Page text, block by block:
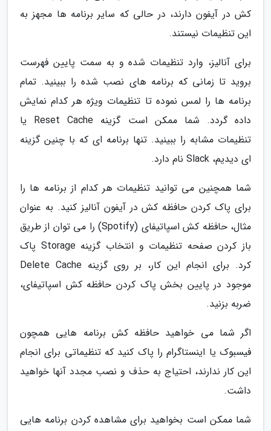
کش در آیفون دارند، در حالی که سایر برنامه ها مجهز به
این تنظیمات نیستند.
برای آنالیز، وارد تنظیمات شده و به سمت پایین فهرست
بروید تا زمانی که برنامه های نصب شده را ببینید. تمام
برنامه ها را لمس نموده تا تنظیمات ویژه هر کدام نمایش
داده گردد. شما ممکن است گزینه Reset Cache یا
تنظیمات مشابه را ببینید. تنها برنامه ای که با چنین گزینه
ای دیدیم، Slack نام دارد.
شما همچنین می توانید تنظیمات هر کدام از برنامه ها را
برای پاک کردن حافظه کش در آیفون آنالیز کنید. به عنوان
مثال، حافظه کش اسپاتیفای (Spotify) را می توان از طریق
باز کردن صفحه تنظیمات و انتخاب گزینه Storage پاک
کرد. برای انجام این کار، بر روی گزینه Delete Cache
موجود در پایین بخش پاک کردن حافظه کش اسپاتیفای،
ضربه بزنید.
اگر شما می خواهید حافظه کش برنامه هایی همچون
فیسبوک یا اینستاگرام را پاک کنید که تنظیماتی برای انجام
این کار ندارند، احتیاج به حذف و نصب مجدد آنها خواهید
داشت.
شما ممکن است بخواهید برای مشاهده کردن برنامه هایی